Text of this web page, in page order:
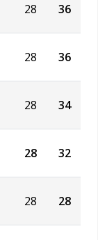
28 36
28 36
28 34
28 32
28 28